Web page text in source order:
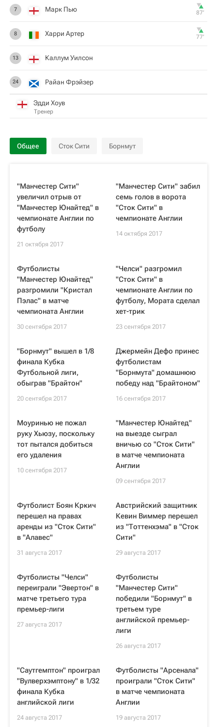
7 Марк Пью 87‎’‎
8 Харри Артер 77‎’‎
13 Каллум Уилсон
24 Райан Фрэйзер
Эдди Хоув
Тренер
Общее Сток Сити Борнмут
"Манчестер Сити"
увеличил отрыв от
"Манчестер Юнайтед" в
чемпионате Англии по
футболу
21 октября 2017
"Манчестер Сити" забил
семь голов в ворота
"Сток Сити" в
чемпионате Англии
14 октября 2017
Футболисты
"Манчестер Юнайтед"
разгромили "Кристал
Пэлас" в матче
чемпионата Англии
30 сентября 2017
"Челси" разгромил
"Сток Сити" в
чемпионате Англии по
футболу, Мората сделал
хет-трик
23 сентября 2017
"Борнмут" вышел в 1/8
финала Кубка
Футбольной лиги,
обыграв "Брайтон"
20 сентября 2017
Джермейн Дефо принес
футболистам
"Борнмута" домашнюю
победу над "Брайтоном"
16 сентября 2017
Моуринью не пожал
руку Хьюзу, поскольку
тот пытался добиться
его удаления
10 сентября 2017
"Манчестер Юнайтед"
на выезде сыграл
вничью со "Сток Сити"
в матче чемпионата
Англии
09 сентября 2017
Футболист Боян Кркич
перешел на правах
аренды из "Сток Сити"
в "Алавес"
31 августа 2017
Австрийский защитник
Кевин Виммер перешел
из "Тоттенхэма" в "Сток
Сити"
29 августа 2017
Футболисты "Челси"
переиграли "Эвертон" в
матче третьего тура
премьер-лиги
27 августа 2017
Футболисты
"Манчестер Сити"
победили "Борнмут" в
третьем туре
английской премьер-
лиги
26 августа 2017
"Саутгемптон" проиграл
"Вулверхэмптону" в 1/32
финала Кубка
английской лиги
24 августа 2017
Футболисты "Арсенала"
проиграли "Сток Сити"
в матче чемпионата
Англии
19 августа 2017